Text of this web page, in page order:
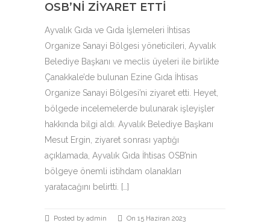
OSB’NI ZIYARET ETTI
Ayvalık Gıda ve Gıda İşlemeleri İhtisas
Organize Sanayi Bölgesi yöneticileri, Ayvalık
Belediye Başkanı ve meclis üyeleri ile birlikte
Çanakkale’de bulunan Ezine Gıda İhtisas
Organize Sanayi Bölgesi’ni ziyaret etti. Heyet,
bölgede incelemelerde bulunarak işleyişler
hakkında bilgi aldı. Ayvalık Belediye Başkanı
Mesut Ergin, ziyaret sonrası yaptığı
açıklamada, Ayvalık Gıda İhtisas OSB’nin
bölgeye önemli istihdam olanakları
yaratacağını belirtti. […]
Posted by admin
On 15 Haziran 2023